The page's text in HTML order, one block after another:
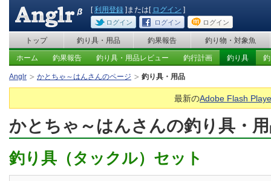
[利用登録 ]または[ ログイン ]
ログイン ログイン ログイン
トップ 釣り具・用品 釣果報告 釣り物・対象魚
ホーム 釣果報告 釣り具・用品レビュー 釣行計画 釣り具
Anglr かとちゃ～はんさんのページ 釣り具・用品
最新のAdobe Flash
かとちゃ～はんさんの釣り具・
釣り具（タックル）セット